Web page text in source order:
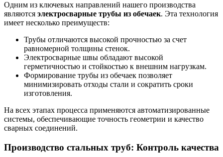
Одним из ключевых направлений нашего производства
являются электросварные трубы из обечаек. Эта технология
имеет несколько преимуществ:
Трубы отличаются высокой прочностью за счет
равномерной толщины стенок.
Электросварные швы обладают высокой
герметичностью и стойкостью к внешним нагрузкам.
Формирование трубы из обечаек позволяет
минимизировать отходы стали и сократить сроки
изготовления.
На всех этапах процесса применяются автоматизированные
системы, обеспечивающие точность геометрии и качество
сварных соединений.
Производство стальных труб: Контроль качества